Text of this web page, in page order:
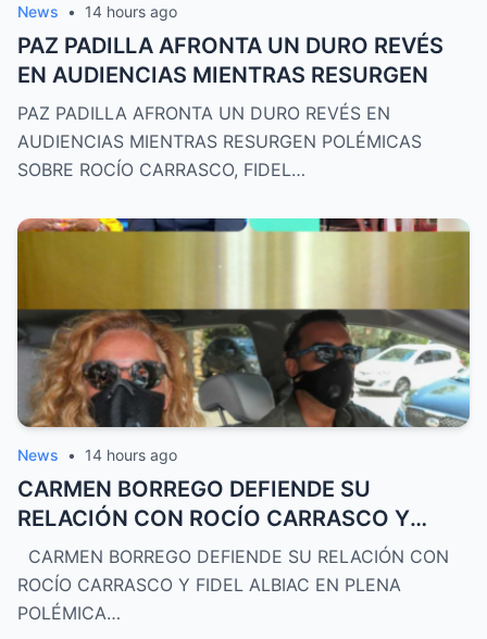
News • 14 hours ago
PAZ PADILLA AFRONTA UN DURO REVÉS
EN AUDIENCIAS MIENTRAS RESURGEN
PAZ PADILLA AFRONTA UN DURO REVÉS EN
AUDIENCIAS MIENTRAS RESURGEN POLÉMICAS
SOBRE ROCÍO CARRASCO, FIDEL…
News • 14 hours ago
CARMEN BORREGO DEFIENDE SU
RELACIÓN CON ROCÍO CARRASCO Y
FIDEL ALBIAC
CARMEN BORREGO DEFIENDE SU RELACIÓN CON
ROCÍO CARRASCO Y FIDEL ALBIAC EN PLENA
POLÉMICA…